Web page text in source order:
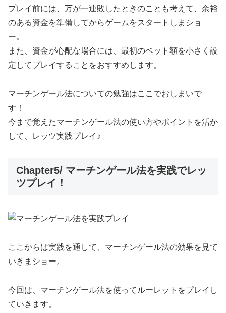
プレイ前には、万が一連敗したときのことも考えて、余裕
のある資金を準備してからゲームをスタートしまショ
ー。
また、資金が心配な場合には、最初のベット額を小さく設
定してプレイすることをおすすめします。
マーチンゲール法についての勉強はここでおしまいで
す！
今まで覚えたマーチンゲール法の使い方やポイントを活か
して、レッツ実践プレイ♪
Chapter5/ マーチンゲール法を実践でレッ
ツプレイ！
ここからは実践を通して、マーチンゲール法の効果を見て
いきまショー。
今回は、マーチンゲール法を使ってルーレットをプレイし
ていきます。